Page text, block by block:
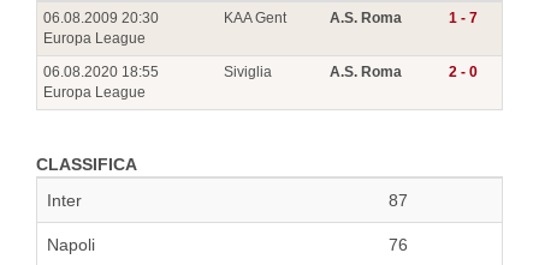
06.08.2009 20:30
Europa League
KAA Gent A.S. Roma 1 - 7
06.08.2020 18:55
Europa League
Siviglia A.S. Roma 2 - 0
CLASSIFICA
Inter
87
Napoli 76